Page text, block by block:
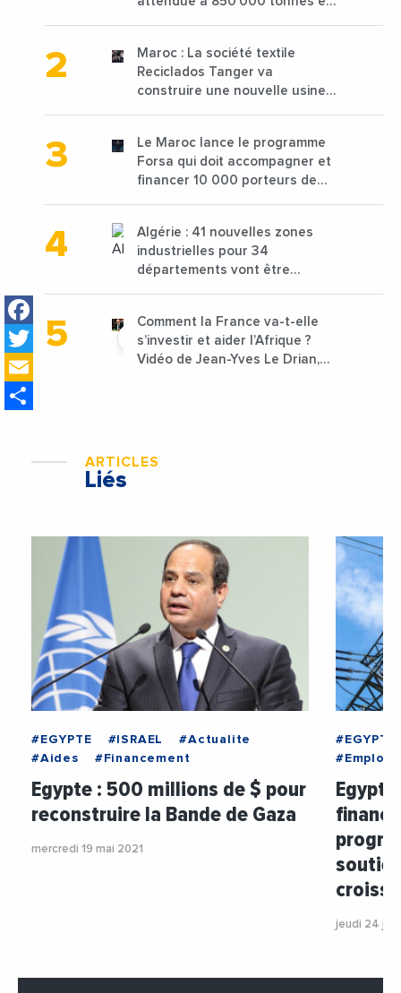
Facebook
Twitter
Maroc : La société textile
Reciclados Tanger va
construire une nouvelle usine
Le Maroc lance le programme
Forsa qui doit accompagner et
financer 10 000 porteurs de
Algérie : 41 nouvelles zones
industrielles pour 34
départements vont être
Comment la France va-t-elle
s’investir et aider l’Afrique ?
Vidéo de Jean-Yves Le Drian,
ARTICLES
Liés
#EGYPTE #ISRAEL
#Actualite
#Aides
#Financement
Egypte : 500 millions de $ pour
reconstruire la Bande de Gaza
mercredi 19 mai 2021
#EGYPTE
#Emploi
jeudi 24